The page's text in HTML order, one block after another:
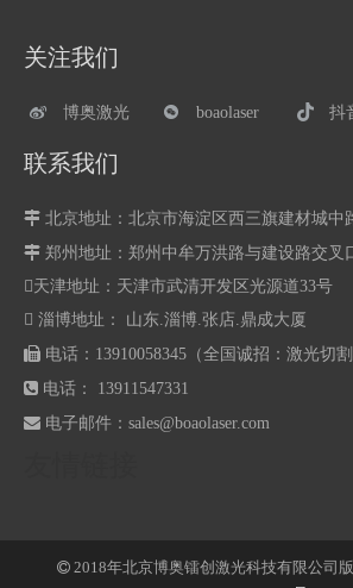
关注我们
博奥激光 boaolaser 抖
联系我们
 北京地址：北京市海淀区西三旗建材城中
 郑州地址： 郑州中牟万洪路与建设路交叉
天津地址：天津市武清开发区光源道33号
 淄博地址： 山东.淄博.张店.鼎成大厦
 电话：13910058345（全国诚招：激光切割
 电话： 13911547331
 电子邮件： sales@boaolaser.com
 2018年北京博奥镭创激光科技有限公司版